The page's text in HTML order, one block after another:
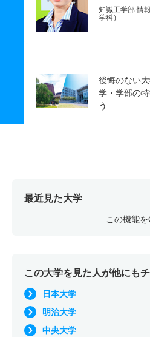
知識工学部 情
学科）
後悔のない
学・学部の
う
最近見た大学
この機能
この大学を見た人が他にも
日本大学
明治大学
中央大学